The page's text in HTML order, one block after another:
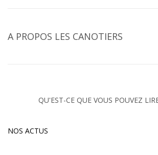
A PROPOS LES CANOTIERS
QU'EST-CE QUE VOUS POUVEZ
NOS ACTUS